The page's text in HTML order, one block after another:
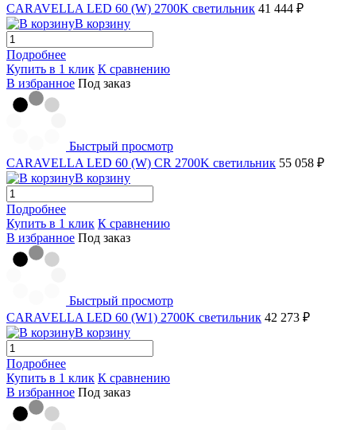
CARAVELLA LED 60 (W) 2700K светильник 41 444 ₽
В корзину
Подробнее
Купить в 1 клик К сравнению
В избранное Под заказ
Быстрый просмотр
CARAVELLA LED 60 (W) СR 2700K светильник 55 058 ₽
В корзину
Подробнее
Купить в 1 клик К сравнению
В избранное Под заказ
Быстрый просмотр
CARAVELLA LED 60 (W1) 2700K светильник 42 273 ₽
В корзину
Подробнее
Купить в 1 клик К сравнению
В избранное Под заказ